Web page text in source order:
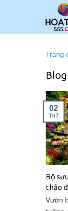
Trang
Bộ
thảo
Vườn
02
Th7